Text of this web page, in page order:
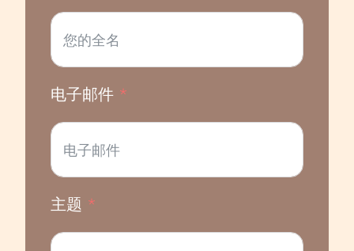
电子邮件
主题